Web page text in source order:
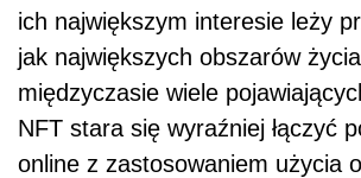
ich największym interesie leży
jak największych obszarów
międzyczasie wiele
NFT stara się wyraźniej łączyć
online z zastosowaniem użycia